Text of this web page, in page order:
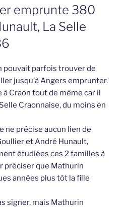
emprunte 380
La Selle
pouvait parfois trouver de
jusqu’à Angers emprunter.
à Craon tout de même car il
Craonnaise, du moins en
ne précise aucun lien de
et André Hunault,
étudiées ces 2 familles à
préciser que Mathurin
années plus tôt la fille
signer, mais Mathurin